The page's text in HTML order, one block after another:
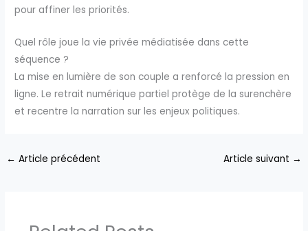
pour affiner les priorités.
Quel rôle joue la vie privée médiatisée dans cette
séquence ?
La mise en lumière de son couple a renforcé la pression en
ligne. Le retrait numérique partiel protège de la surenchère
et recentre la narration sur les enjeux politiques.
← Article précédent Article suivant →